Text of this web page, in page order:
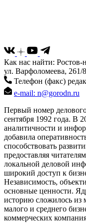
Как нас найти: Ростов-
ул. Варфоломеева, 261/
Телефон (факс)
e-mail: n@gorodn.ru
Первый номер
сентября 1992 года. В
аналитичности и
добавила
способствовать
предоставляя
локальной деловой
широкий доступ к
Независимость,
основные ценности.
историю сложилось из
малого и среднего
коммерческих